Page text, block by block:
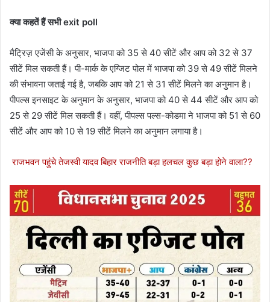
क्या कहतें हैं सभी exit poll
मैट्रिज़ एजेंसी के अनुसार, भाजपा को 35 से 40 सीटें और आप को 32 से 37
सीटें मिल सकती हैं। पी-मार्क के एग्जिट पोल में भाजपा को 39 से 49 सीटें मिलने
की संभावना जताई गई है, जबकि आप को 21 से 31 सीटें मिलने का अनुमान है।
पीपल्स इनसाइट के अनुमान के अनुसार, भाजपा को 40 से 44 सीटें और आप को
25 से 29 सीटें मिल सकती हैं। वहीं, पीपल्स पल्स-कोडमा ने भाजपा को 51 से 60
सीटें और आप को 10 से 19 सीटें मिलने का अनुमान लगाया है।
राजभवन पहुंचे तेजस्वी यादव बिहार राजनीति बड़ा हलचल कुछ बड़ा होने वाला??